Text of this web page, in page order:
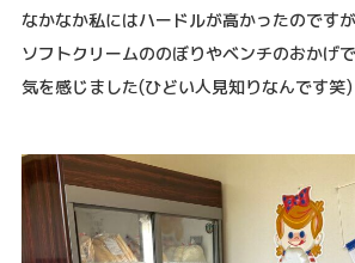
なかなか私にはハードルが高かったのですが
ソフトクリームののぼりやベンチのおかげ
気を感じました(ひどい人見知りなんです笑)